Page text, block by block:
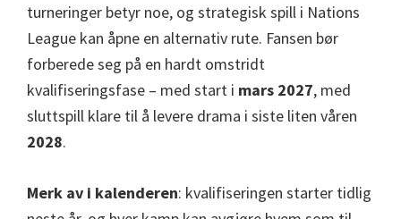
turneringer betyr noe, og strategisk spill i Nations
League kan åpne en alternativ rute. Fansen bør
forberede seg på en hardt omstridt
kvalifiseringsfase – med start i mars 2027, med
sluttspill klare til å levere drama i siste liten våren
2028.
Merk av i kalenderen: kvalifiseringen starter tidlig